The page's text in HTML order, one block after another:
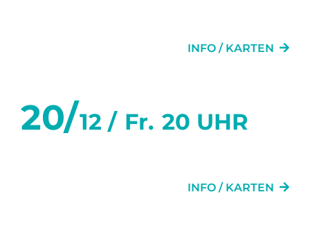
INFO / KARTEN
20/12 / Fr. 20 UHR
INFO / KARTEN